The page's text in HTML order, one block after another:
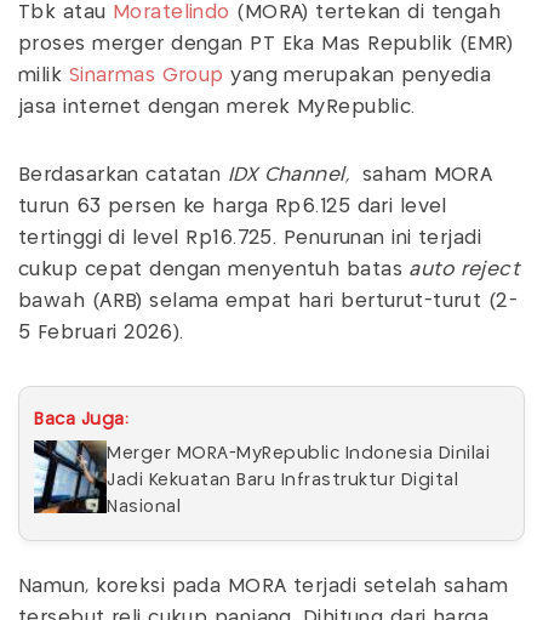
Tbk atau Moratelindo (MORA) tertekan di tengah
proses merger dengan PT Eka Mas Republik (EMR)
milik Sinarmas Group yang merupakan penyedia
jasa internet dengan merek MyRepublic.
Berdasarkan catatan IDX Channel, saham MORA
turun 63 persen ke harga Rp6.125 dari level
tertinggi di level Rp16.725. Penurunan ini terjadi
cukup cepat dengan menyentuh batas auto reject
bawah (ARB) selama empat hari berturut-turut (2-
5 Februari 2026).
Baca Juga:
Merger MORA-MyRepublic Indonesia Dinilai
Jadi Kekuatan Baru Infrastruktur Digital
Nasional
Namun, koreksi pada MORA terjadi setelah saham